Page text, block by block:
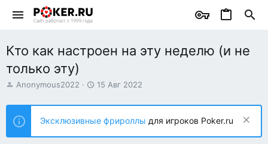
Кто как настроен на эту неделю (и не
только эту)
А
т
о
р
т
Anonymous2022
Д
т
н
а
15 Авг 2022
Эксклюзивные фрироллы для игроков Poker.ru